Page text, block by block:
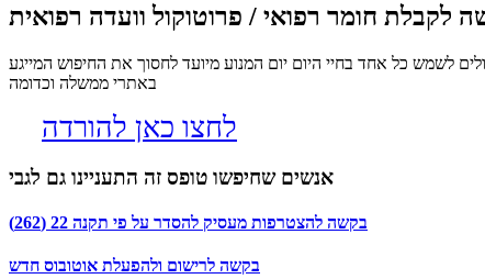
לקבלת חומר רפואי / פרוטוקול וועדה רפואית
לשמש כל אחד בחיי היום יום המנוע מיועד לחסוך את החיפוש המייגע
באתרי ממשלה וכדומה
לחצו כאן להורדה
אנשים שחיפשו טופס זה התעניינו גם לגבי
בקשה להצטרפות מעסיק להסדר על פי תקנה 22 (262)
בקשה לרישום ולהפעלת אוטובוס חדש